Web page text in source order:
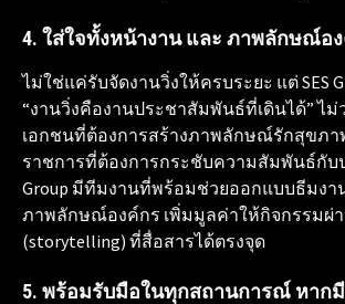
4. ใส่ใจทั้งหน้างาน และ ภาพลักษณ์อ
ไม่ใช่แค่รับจัดงานวิ่งให้ครบระยะ แต่ SES
“งานวิ่งคืองานประชาสัมพันธ์ที่เดินได้” ไม่
เอกชนที่ต้องการสร้างภาพลักษณ์รักสุขภา
ราชการที่ต้องการกระชับความสัมพันธ์กับ
Group มีทีมงานที่พร้อมช่วยออกแบบธีมงา
ภาพลักษณ์องค์กร เพิ่มมูลค่าให้กิจกรรมผ่า
(storytelling) ที่สื่อสารได้ตรงจุด
5. พร้อมรับมือในทุกสถานการณ์ หาก